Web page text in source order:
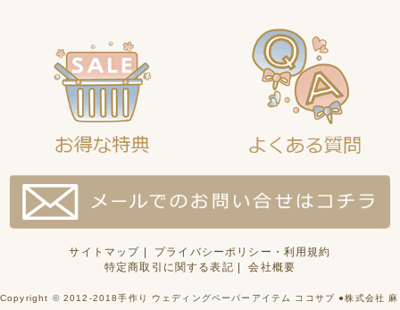
サイトマップ
プライバシーポリシー・利用規約
特定商取引に関する表記 |会社概要
Copyright © 2012-2018手作り ウェディングペーパーアイテム ココサブ ●株式会社 麻